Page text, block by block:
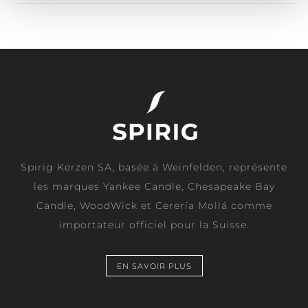
Spirig Kerzen SA, basée à Weinfelden, représente
les marques Yankee Candle, Chesapeake Bay
Candle, WoodWick et Cerería Mollá comme
importateur officiel pour la Suisse.
EN SAVOIR PLUS